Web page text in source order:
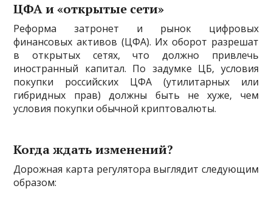
ЦФА и «открытые сети»
Реформа затронет и рынок цифровых
финансовых активов (ЦФА). Их оборот разрешат
в открытых сетях, что должно привлечь
иностранный капитал. По задумке ЦБ, условия
покупки российских ЦФА (утилитарных или
гибридных прав) должны быть не хуже, чем
условия покупки обычной криптовалюты.
Когда ждать изменений?
Дорожная карта регулятора выглядит следующим
образом: